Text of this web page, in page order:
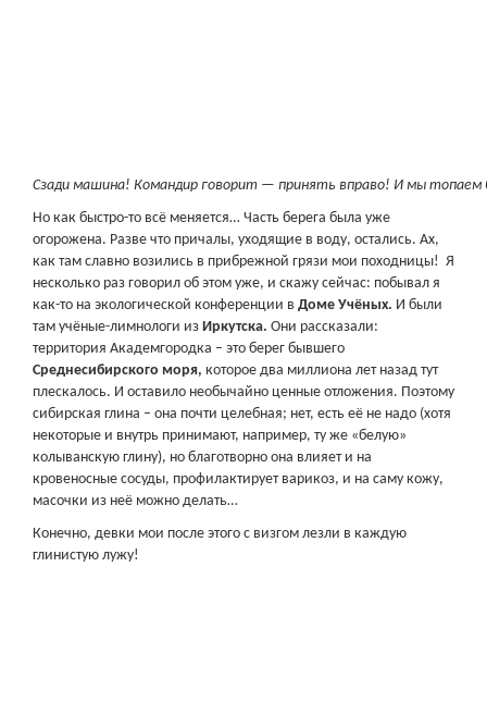
Сзади машина! Командир говорит — принять вправо! И мы
Но как быстро-то всё меняется… Часть берега была уже
огорожена. Разве что причалы, уходящие в воду, остались. Ах,
как там славно возились в прибрежной грязи мои походницы! Я
несколько раз говорил об этом уже, и скажу сейчас: побывал я
как-то на экологической конференции в Доме Учёных. И были
там учёные-лимнологи из Иркутска. Они рассказали:
территория Академгородка – это берег бывшего
Среднесибирского моря, которое два миллиона лет назад тут
плескалось. И оставило необычайно ценные отложения. Поэтому
сибирская глина – она почти целебная; нет, есть её не надо (хотя
некоторые и внутрь принимают, например, ту же «белую»
колыванскую глину), но благотворно она влияет и на
кровеносные сосуды, профилактирует варикоз, и на саму кожу,
масочки из неё можно делать…
Конечно, девки мои после этого с визгом лезли в каждую
глинистую лужу!